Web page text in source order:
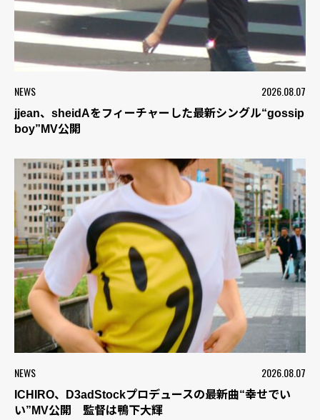
NEWS 2026.08.07
jjean、sheidAをフィーチャーした最新シングル“gossip
boy”MV公開
NEWS 2026.08.07
ICHIRO、D3adStockプロデュースの最新曲“幸せでい
い”MV公開 監督は鴨下大輝